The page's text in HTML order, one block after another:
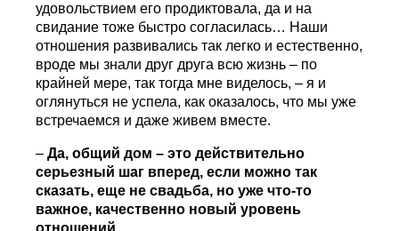
удовольствием его продиктовала, да и на
свидание тоже быстро согласилась… Наши
отношения развивались так легко и естественно,
вроде мы знали друг друга всю жизнь – по
крайней мере, так тогда мне виделось, – я и
оглянуться не успела, как оказалось, что мы уже
встречаемся и даже живем вместе.
–Да, общий дом – это действительно
серьезный шаг вперед, если можно так
сказать, еще не свадьба, но уже что-то
важное, качественно новый уровень